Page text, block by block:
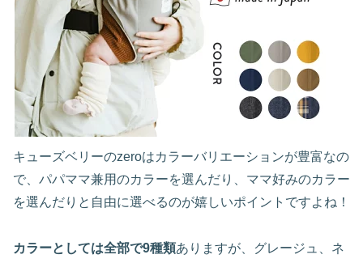
キューズベリーのzeroはカラーバリエーションが豊富なの
で、パパママ兼用のカラーを選んだり、ママ好みのカラー
を選んだりと自由に選べるのが嬉しいポイントですよね！
カラーとしては全部で9種類ありますが、グレージュ、ネ